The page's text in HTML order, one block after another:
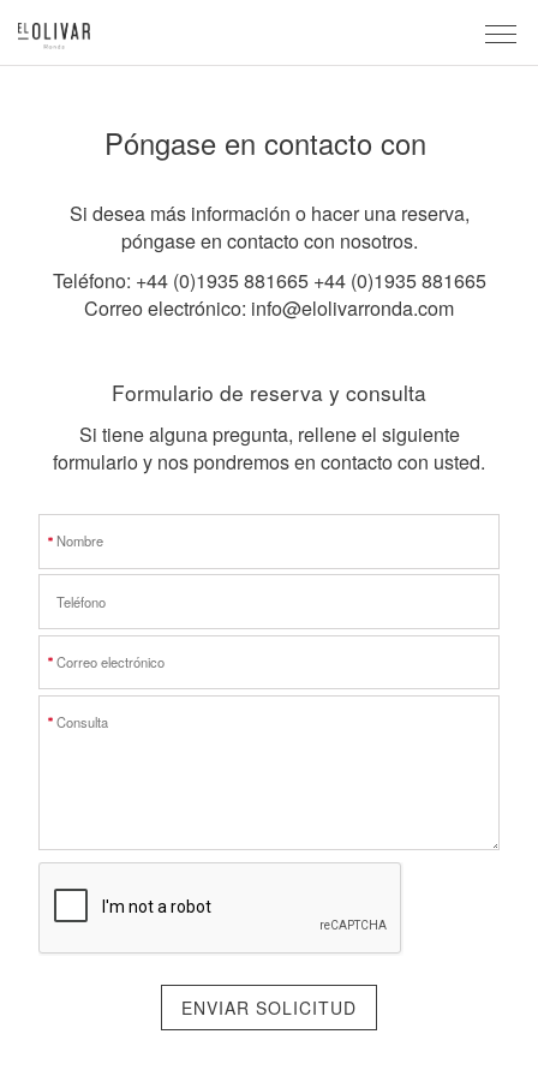
Póngase en contacto con
Si desea más información o hacer una reserva,
póngase en contacto con nosotros.
Teléfono: +44 (0)1935 881665 +44 (0)1935 881665
Correo electrónico: info@elolivarronda.com
Formulario de reserva y consulta
Si tiene alguna pregunta, rellene el siguiente
formulario y nos pondremos en contacto con usted.